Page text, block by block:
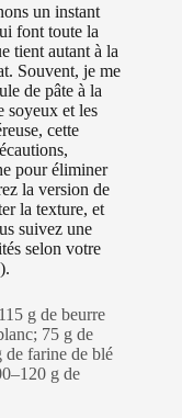
un instant
font toute la
tient autant à la
Souvent, je me
de pâte à la
soyeux et les
cette
pour éliminer
la version de
la texture, et
suivez une
selon votre
g de beurre
75 g de
de farine de blé
g de